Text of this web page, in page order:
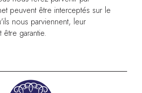
peuvent être interceptés sur le
nous parviennent, leur
garantie.